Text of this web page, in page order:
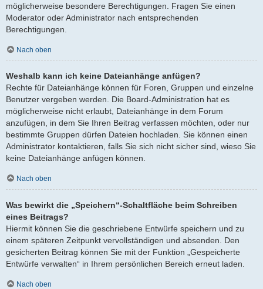
möglicherweise besondere Berechtigungen. Fragen Sie einen
Moderator oder Administrator nach entsprechenden
Berechtigungen.
Nach oben
Weshalb kann ich keine Dateianhänge anfügen?
Rechte für Dateianhänge können für Foren, Gruppen und einzelne
Benutzer vergeben werden. Die Board-Administration hat es
möglicherweise nicht erlaubt, Dateianhänge in dem Forum
anzufügen, in dem Sie Ihren Beitrag verfassen möchten, oder nur
bestimmte Gruppen dürfen Dateien hochladen. Sie können einen
Administrator kontaktieren, falls Sie sich nicht sicher sind, wieso Sie
keine Dateianhänge anfügen können.
Nach oben
Was bewirkt die „Speichern“-Schaltfläche beim Schreiben
eines Beitrags?
Hiermit können Sie die geschriebene Entwürfe speichern und zu
einem späteren Zeitpunkt vervollständigen und absenden. Den
gesicherten Beitrag können Sie mit der Funktion „Gespeicherte
Entwürfe verwalten“ in Ihrem persönlichen Bereich erneut laden.
Nach oben